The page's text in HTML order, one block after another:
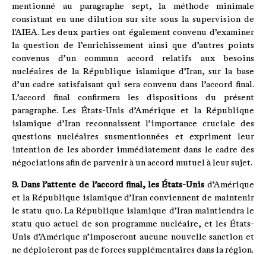
mentionné au paragraphe sept, la méthode minimale
consistant en une dilution sur site sous la supervision de
l'AIEA. Les deux parties ont également convenu d’examiner
la question de l’enrichissement ainsi que d’autres points
convenus d’un commun accord relatifs aux besoins
nucléaires de la République islamique d’Iran, sur la base
d’un cadre satisfaisant qui sera convenu dans l’accord final.
L’accord final confirmera les dispositions du présent
paragraphe. Les États-Unis d’Amérique et la République
islamique d’Iran reconnaissent l’importance cruciale des
questions nucléaires susmentionnées et expriment leur
intention de les aborder immédiatement dans le cadre des
négociations afin de parvenir à un accord mutuel à leur sujet.
9. Dans l’attente de l’accord final, les États-Unis d’Amérique
et la République islamique d’Iran conviennent de maintenir
le statu quo. La République islamique d’Iran maintiendra le
statu quo actuel de son programme nucléaire, et les États-
Unis d’Amérique n’imposeront aucune nouvelle sanction et
ne déploieront pas de forces supplémentaires dans la région.